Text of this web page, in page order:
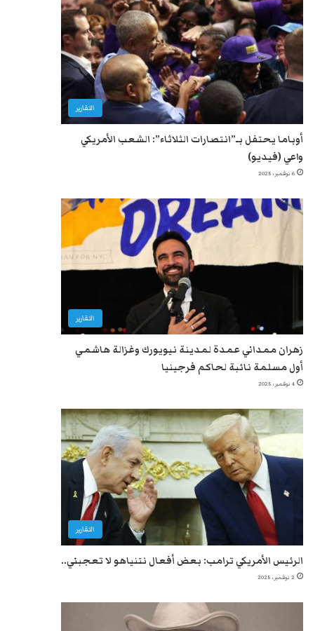
التقارير
أوباما يحتفل بـ”انتصارات الثلاثاء”: الشعب الأمريكي
واعي (فيديو)
6 نوفمبر، 2025
التقارير
زهران ممداني عمدة لمدينة نيويورك وغزالة هاشمي
أول مسلمة نائبة لحاكم فرجينيا
4 نوفمبر، 2025
التقارير
الرئيس الأمريكي ترامب: بعض أفعال نتنياهو لا تعجبني..
2 نوفمبر، 2025